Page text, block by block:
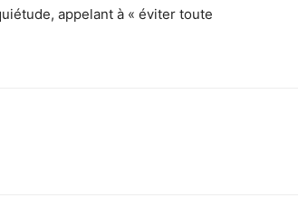
appelant à « éviter toute